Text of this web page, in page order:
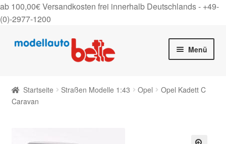
ab 100,00€ Versandkosten frei innerhalb Deutschlands - +49-
(0)-2977-1200
Zur
Zum
Menü
Shop
Startseite Straßen Modelle 1:43 Opel
Opel Kadett C
Caravan